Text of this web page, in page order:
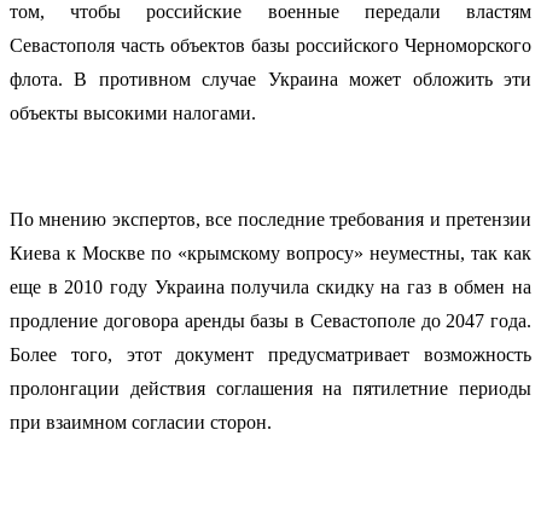
том, чтобы российские военные передали властям
Севастополя часть объектов базы российского Черноморского
флота. В противном случае Украина может обложить эти
объекты высокими налогами.
По мнению экспертов, все последние требования и претензии
Киева к Москве по «крымскому вопросу» неуместны, так как
еще в 2010 году Украина получила скидку на газ в обмен на
продление договора аренды базы в Севастополе до 2047 года.
Более того, этот документ предусматривает возможность
пролонгации действия соглашения на пятилетние периоды
при взаимном согласии сторон.